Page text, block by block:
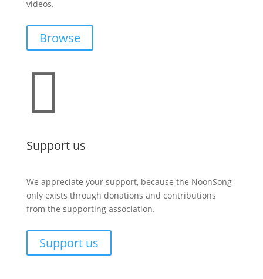
videos.
Browse

Support us
We appreciate your support, because the NoonSong
only exists through donations and contributions
from the supporting association.
Support us